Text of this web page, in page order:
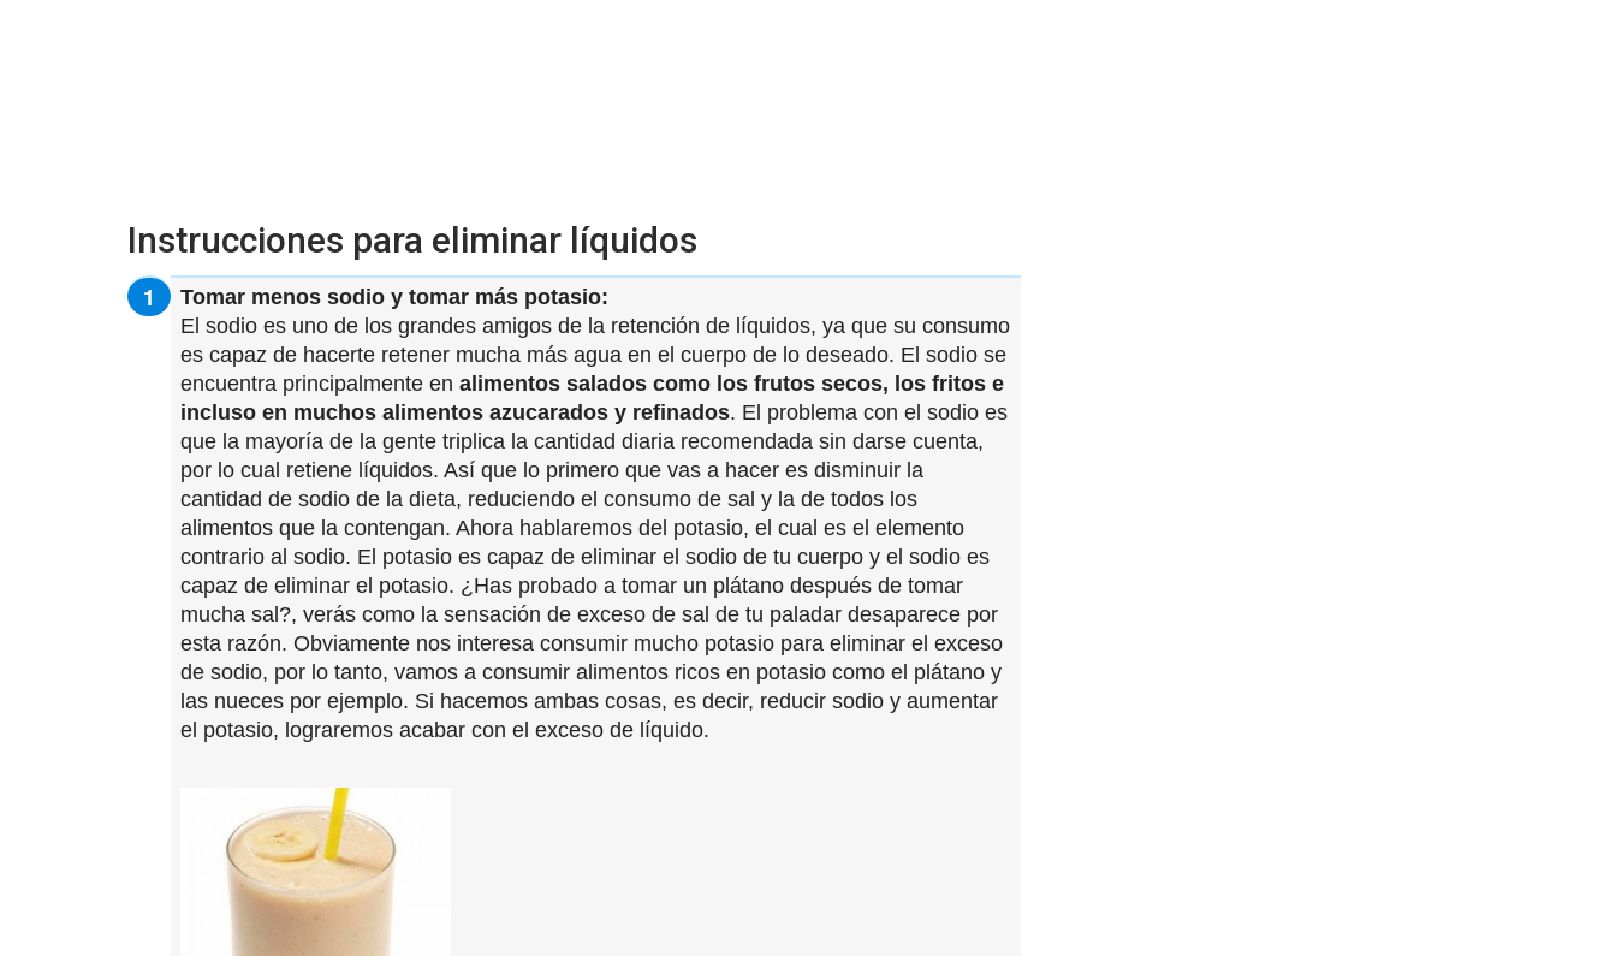
Instrucciones para eliminar líquidos
Tomar menos sodio y tomar más potasio:
El sodio es uno de los grandes amigos de la retención de líquidos, ya que su consumo
es capaz de hacerte retener mucha más agua en el cuerpo de lo deseado. El sodio se
encuentra principalmente en alimentos salados como los frutos secos, los fritos e
incluso en muchos alimentos azucarados y refinados. El problema con el sodio es
que la mayoría de la gente triplica la cantidad diaria recomendada sin darse cuenta,
por lo cual retiene líquidos. Así que lo primero que vas a hacer es disminuir la
cantidad de sodio de la dieta, reduciendo el consumo de sal y la de todos los
alimentos que la contengan. Ahora hablaremos del potasio, el cual es el elemento
contrario al sodio. El potasio es capaz de eliminar el sodio de tu cuerpo y el sodio es
capaz de eliminar el potasio. ¿Has probado a tomar un plátano después de tomar
mucha sal?, verás como la sensación de exceso de sal de tu paladar desaparece por
esta razón. Obviamente nos interesa consumir mucho potasio para eliminar el exceso
de sodio, por lo tanto, vamos a consumir alimentos ricos en potasio como el plátano y
las nueces por ejemplo. Si hacemos ambas cosas, es decir, reducir sodio y aumentar
el potasio, lograremos acabar con el exceso de líquido.